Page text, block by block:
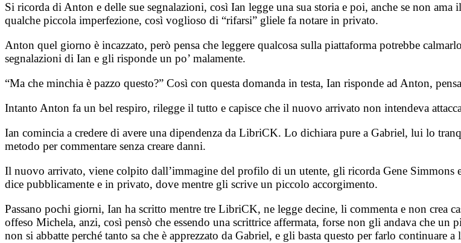
Si ricorda di Anton e delle sue segnalazioni, così Ian legge una sua storia e poi, anche se non
qualche piccola imperfezione, così voglioso di “rifarsi” gliele fa notare in privato.
Anton quel giorno è incazzato, però pensa che leggere qualcosa sulla piattaforma potrebbe
segnalazioni di Ian e gli risponde un po’ malamente.
“Ma che minchia è pazzo questo?” Così con questa domanda in testa, Ian risponde ad Anton,
Intanto Anton fa un bel respiro, rilegge il tutto e capisce che il nuovo arrivato non intendeva
Ian comincia a credere di avere una dipendenza da LibriCK. Lo dichiara pure a Gabriel, lui lo
metodo per commentare senza creare danni.
Il nuovo arrivato, viene colpito dall’immagine del profilo di un utente, gli ricorda Gene Simmons
dice pubblicamente e in privato, dove mentre gli scrive un piccolo accorgimento.
Passano pochi giorni, Ian ha scritto mentre tre LibriCK, ne legge decine, li commenta e non crea
offeso Michela, anzi, così pensò che essendo una scrittrice affermata, forse non gli andava che un
non si abbatte perché tanto sa che è apprezzato da Gabriel, e gli basta questo per farlo continuare